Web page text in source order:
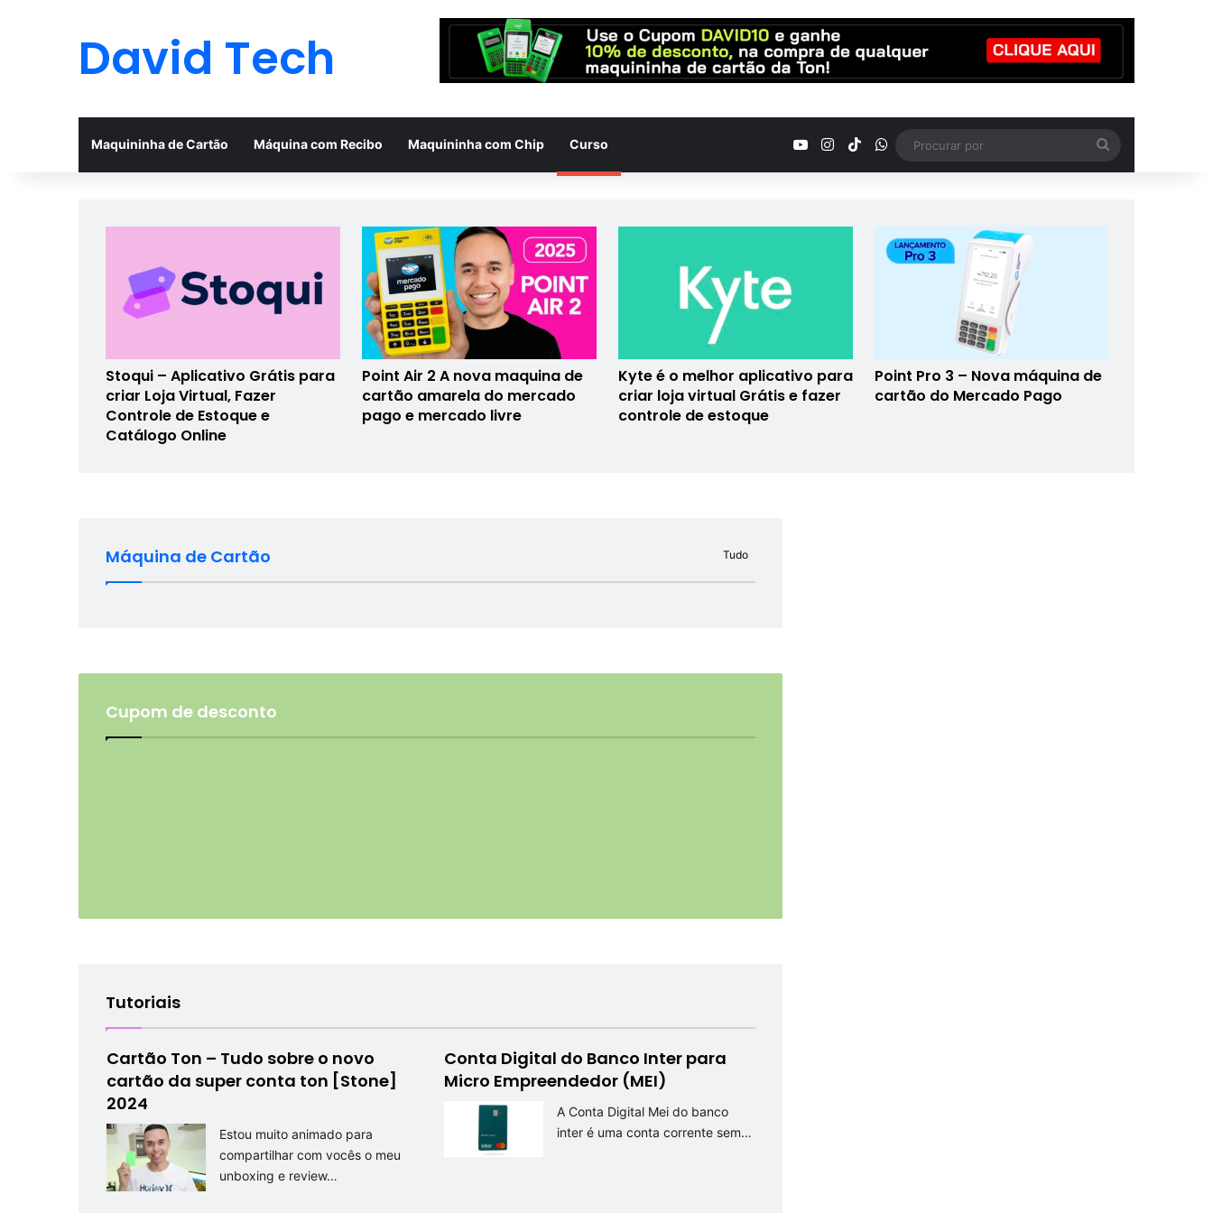
David Tech
Maquininha de Cartão Máquina com Recibo Maquininha com Chip Curso YouTubeInstagram
TikTokWhatsApp
por
Stoqui – Aplicativo Grátis para
criar Loja Virtual, Fazer
Controle de Estoque e
Catálogo Online
Point Air 2 A nova maquina de
cartão amarela do mercado
pago e mercado livre
Kyte é o melhor aplicativo para
criar loja virtual Grátis e fazer
controle de estoque
Point Pro 3 – Nova máquina de
cartão do Mercado Pago
Máquina de Cartão Tudo
Cupom de desconto
Tutoriais
Cartão Ton – Tudo sobre o novo
cartão da super conta ton [Stone]
2024
Estou muito animado para
compartilhar com vocês o meu
unboxing e review…
Conta Digital do Banco Inter para
Micro Empreendedor (MEI)
A Conta Digital Mei do banco
inter é uma conta corrente sem…